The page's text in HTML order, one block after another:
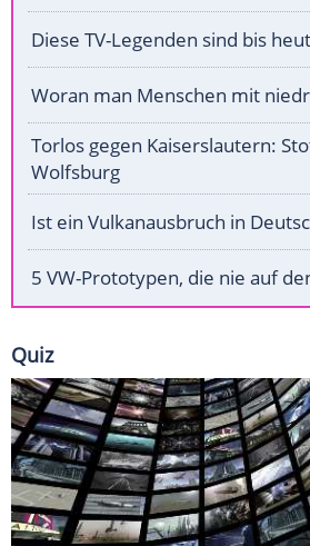
Diese TV-Legenden sind bis
Woran man Menschen mit
Torlos gegen Kaiserslautern:
Wolfsburg
Ist ein Vulkanausbruch in
5 VW-Prototypen, die nie auf
Quiz